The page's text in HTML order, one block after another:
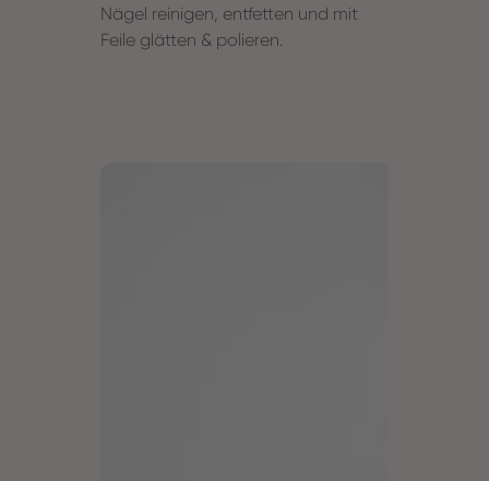
Nägel reinigen, entfetten und mit
Feile glätten & polieren.